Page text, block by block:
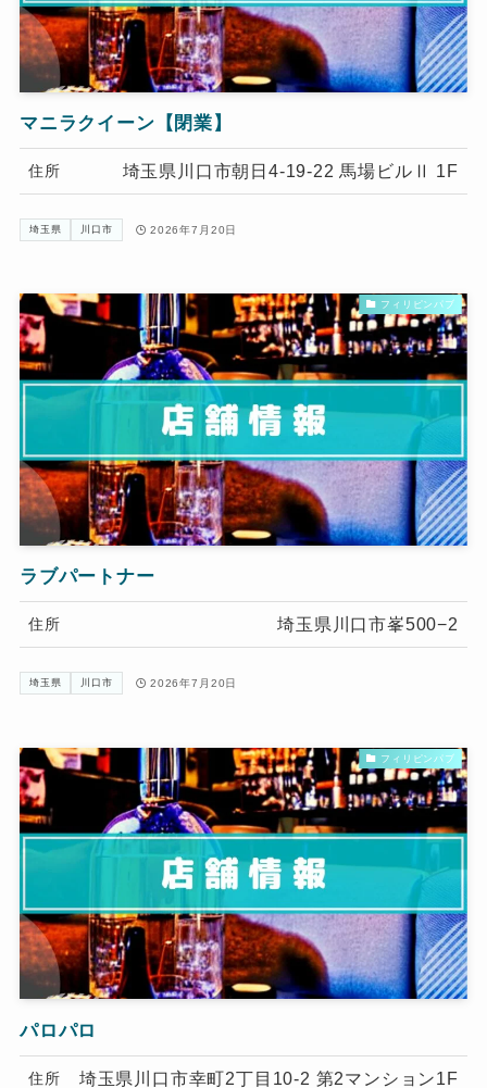
マニラクイーン【閉業】
住所 埼玉県川口市朝日4-19-22 馬場ビルⅡ 1F
埼玉県 川口市 2026年7月20日
フィリピンパブ
ラブパートナー
住所 埼玉県川口市峯500−2
埼玉県 川口市 2026年7月20日
フィリピンパブ
パロパロ
住所 埼玉県川口市幸町2丁目10-2 第2マンション1F